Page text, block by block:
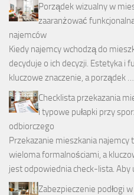
Porządek wizualny w
zaaranżować
najemców
Kiedy najemcy wchodzą do
decyduje o ich decyzji. Estetyka i
kluczowe znaczenie, a porządek …
Checklista przekazania
i typowe pułapki przy
odbiorczego
Przekazanie mieszkania
wieloma formalnościami, a
jest odpowiednia check-lista.
Zabezpieczenie podłogi